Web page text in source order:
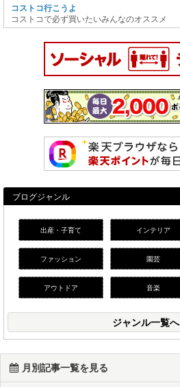
コストコ行こうよ
コストコで必ず買いたいみんなのオススメ
ブログジャンル
出産・子育て インテリア
ファッション 園芸
アウトドア 音楽
ジャンル一覧へ
月別記事一覧を見る